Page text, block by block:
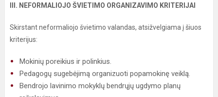
III. NEFORMALIOJO ŠVIETIMO ORGANIZAVIMO KRITERIJAI
Skirstant neformaliojo švietimo valandas, atsižvelgiama į šiuos
kriterijus:
Mokinių poreikius ir polinkius.
Pedagogų sugebėjimą organizuoti popamokinę veiklą.
Bendrojo lavinimo mokyklų bendrųjų ugdymo planų